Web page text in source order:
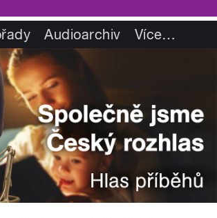
Audioarchiv Více…